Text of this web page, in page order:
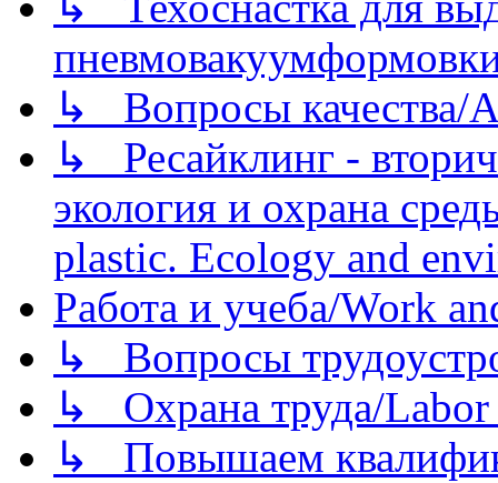
↳ Вопросы качества/
↳ Ресайклинг -
экология и охрана
plastic. Ecology and
Работа и учеба/Work
↳ Вопросы
↳ Охрана труда/Labor
↳ Повышаем